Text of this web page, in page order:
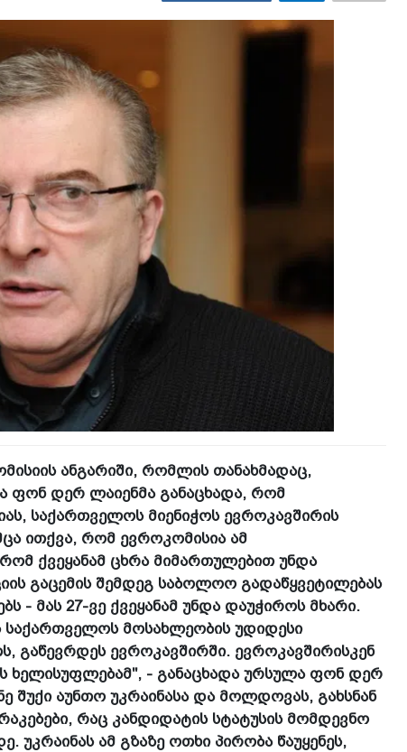
ანგარიში, რომლის თანახმადაც,
ფონ დერ ლაიენმა განაცხადა, რომ
საქართველოს მიენიჭოს ევროკავშირის
ითქვა, რომ ევროკომისია ამ
ქვეყანამ ცხრა მიმართულებით უნდა
გაცემის შემდეგ საბოლოო გადაწყვეტილებას
- მას 27-ვე ქვეყანამ უნდა დაუჭიროს მხარი.
მოსახლეობის უდიდესი
ევროკავშირში. ევროკავშირისკენ
ხელისუფლებამ", - განაცხადა ურსულა ფონ დერ
შუქი აუნთო უკრაინასა და მოლდოვას, გახსნან
რაც კანდიდატის სტატუსის მომდევნო
უკრაინას ამ გზაზე ოთხი პირობა წაუყენეს,